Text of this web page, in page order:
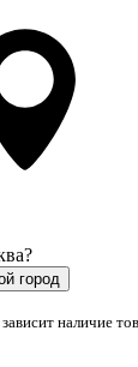
город
наличие